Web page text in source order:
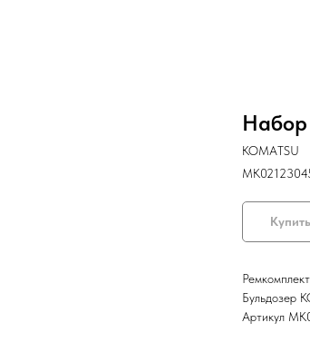
Набор
KOMATSU
Купить
Бульдозер
Артикул